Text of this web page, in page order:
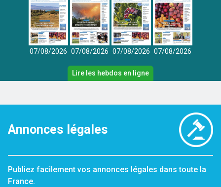
07/08/2026 07/08/2026 07/08/2026 07/08/2026
Lire les hebdos en ligne
Annonces légales
Publiez facilement vos annonces légales dans toute la
France.